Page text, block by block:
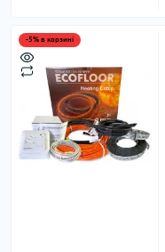
-5% в корзині